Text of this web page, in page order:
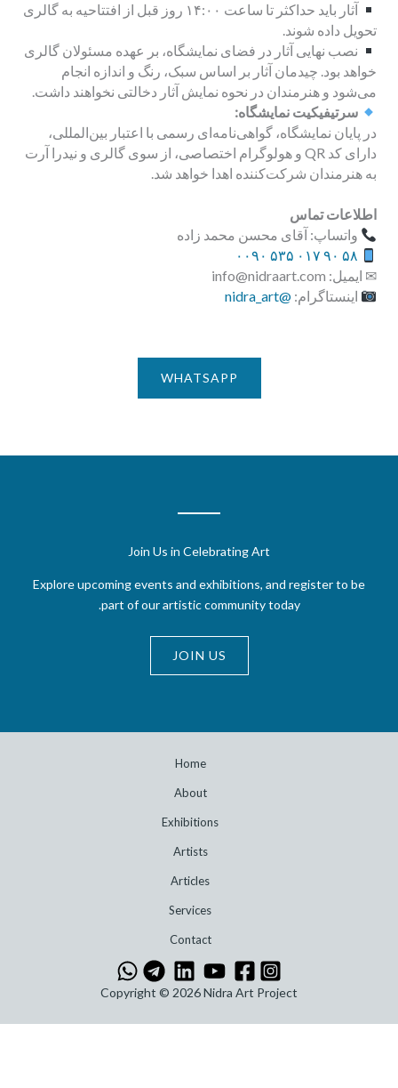
آثار باید حداکثر تا ساعت ۱۴:۰۰ روز قبل از افتتاحیه به گالری
تحویل داده شوند.
نصب نهایی آثار در فضای نمایشگاه، بر عهده مسئولان گالری
خواهد بود. چیدمان آثار بر اساس سبک، رنگ و اندازه انجام
می‌شود و هنرمندان در نحوه نمایش آثار دخالتی نخواهند داشت.
سرتیفیکیت نمایشگاه:
در پایان نمایشگاه، گواهی‌نامه‌ای رسمی با اعتبار بین‌المللی،
دارای کد QR و هولوگرام اختصاصی، از سوی گالری و نیدرا آرت
به هنرمندان شرکت‌کننده اهدا خواهد شد.
اطلاعات تماس
واتساپ: آقای محسن محمد زاده
✉ ایمیل: info@nidraart.com
اینستاگرام: @nidra_art
WHATSAPP
Join Us in Celebrating Art
Explore upcoming events and exhibitions, and register to be
part of our artistic community today.
JOIN US
Home
About
Exhibitions
Artists
Articles
Services
Contact
Copyright © 2026 Nidra Art Project